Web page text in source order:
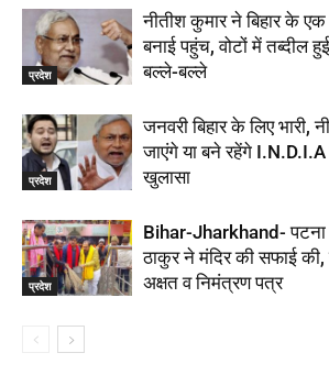
प्रदेश
नीतीश कुमार ने बिहार के एक
बनाई पहुंच, वोटों में तब्दील
बल्ले-बल्ले
प्रदेश
जनवरी बिहार के लिए भारी,
जाएंगे या बने रहेंगे I.N.D.I.A
खुलासा
प्रदेश
Bihar-Jharkhand- पटना
ठाकुर ने मंदिर की सफाई की,
अक्षत व निमंत्रण पत्र